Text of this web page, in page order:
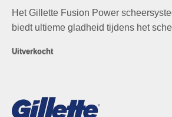
waarderingenwas:
€19,99.
is:
€9,95.
Het Gillette Fusion Power
biedt ultieme gladheid tijdens het
Uitverkocht